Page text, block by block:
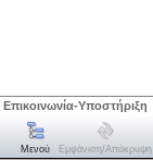
Επικοινωνία-Υποστήριξη
Μενού Εμφάνιση/απόκρυψη